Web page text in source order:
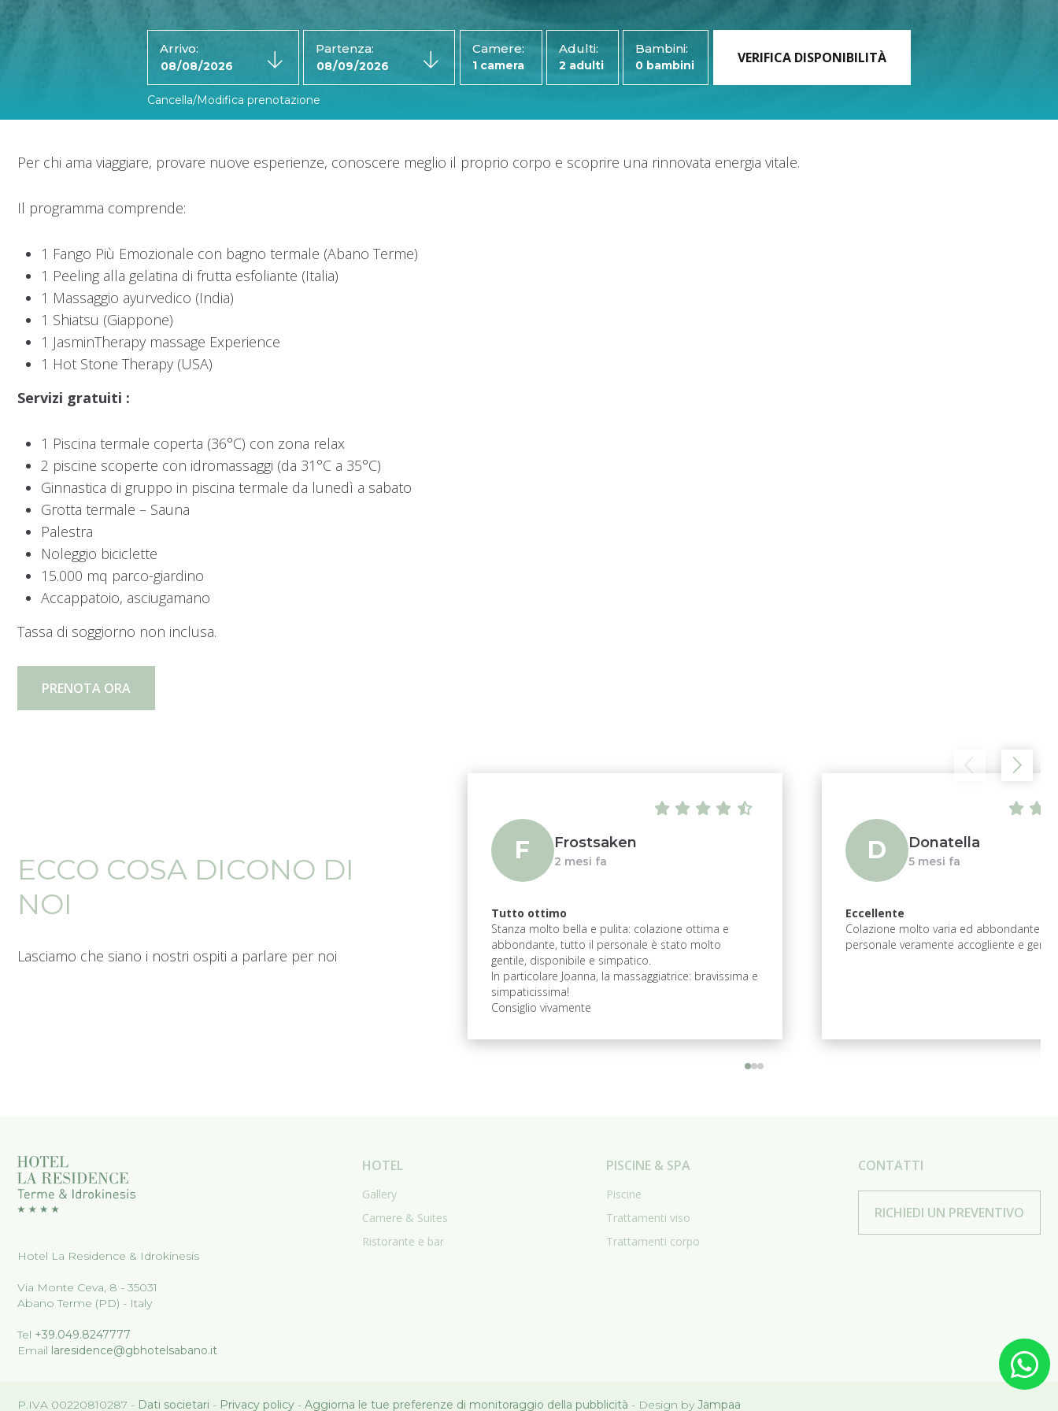
Arrivo: Partenza: Camere: Adulti: Bambini:
Cancella/Modifica prenotazione
Per chi ama viaggiare, provare nuove esperienze, conoscere meglio il proprio corpo e scoprire una rinnovata energia vitale.
Il programma comprende:
1 Fango Più Emozionale con bagno termale (Abano Terme)
1 Peeling alla gelatina di frutta esfoliante (Italia)
1 Massaggio ayurvedico (India)
1 Shiatsu (Giappone)
1 JasminTherapy massage Experience
1 Hot Stone Therapy (USA)
Servizi gratuiti :
1 Piscina termale coperta (36°C) con zona relax
2 piscine scoperte con idromassaggi (da 31°C a 35°C)
Ginnastica di gruppo in piscina termale da lunedì a sabato
Grotta termale – Sauna
Palestra
Noleggio biciclette
15.000 mq parco-giardino
Accappatoio, asciugamano
Tassa di soggiorno non inclusa.
PRENOTA ORA
ECCO COSA DICONO DI
NOI
Lasciamo che siano i nostri ospiti a parlare per noi
F Frostsaken
2 mesi fa
Tutto ottimo
Stanza molto bella e pulita: colazione ottima e
abbondante, tutto il personale è stato molto
gentile, disponibile e simpatico.
In particolare Joanna, la massaggiatrice: bravissima e
simpaticissima!
Consiglio vivamente
D Donatella
5 mesi fa
Eccellente
Colazione molto varia ed abbondante
personale veramente accogliente e
Hotel La Residence & Idrokinesis
Via Monte Ceva, 8 - 35031
Abano Terme (PD) - Italy
Tel +39.049.8247777
Email laresidence@gbhotelsabano.it
HOTEL
Gallery
Camere & Suites
Ristorante e bar
PISCINE & SPA
Piscine
Trattamenti viso
Trattamenti corpo
CONTATTI
RICHIEDI UN PREVENTIVO
P.IVA 00220810287 - Dati societari - Privacy policy - Aggiorna le tue preferenze di monitoraggio della pubblicità - Design by Jampaa